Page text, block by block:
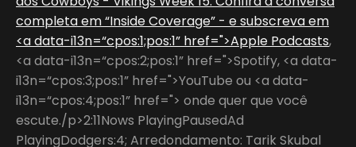
completa em “Inside Coverage” - e subscreva em
<a data-i13n=“cpos:1;pos:1” href=">Apple Podcasts,
<a data-i13n=“cpos:2;pos:1” href=">Spotify, <a data-
i13n=“cpos:3;pos:1” href=">YouTube ou <a data-
i13n=“cpos:4;pos:1” href="> onde quer que você
escute./p>2:11Nows PlayingPausedAd
PlayingDodgers:4; Arredondamento: Tarik Skubal